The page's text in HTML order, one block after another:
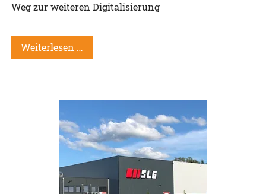
Weg zur weiteren Digitalisierung
Weiterlesen …